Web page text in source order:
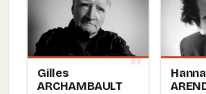
Gilles
ARCHAMBAULT